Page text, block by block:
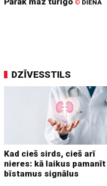
© DIENA
DZĪVESSTILS
Kad cieš sirds, cieš arī
nieres: kā laikus pamanīt
bīstamus signālus